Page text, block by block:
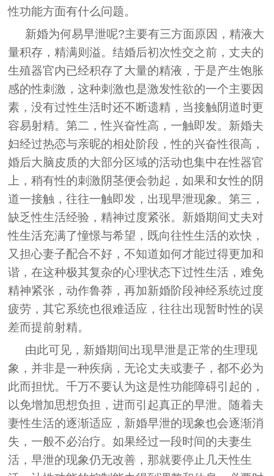
性功能方面有什么问题。
新婚为何易早泄呢?主要有三方面原因，精液大
量积存，精满则溢。结婚后初次性交之前，丈夫的
生殖器官内已经积存了大量的精液，于是产生饱胀
感的性刺激，这种刺激也是激发性欲的一个主要因
素，没有过性生活时还不断遗精，当接触阴道时更
容易射精。第二，性兴奋性高，一触即发。新婚夫
妇经过热恋与亲昵的相处阶段，性的兴奋性很高，
婚后大脑皮质的大部分区域的活动也集中在性器官
上，稍有性的刺激阴茎便会勃起，如果和女性的阴
道一接触，往往一触即发，出现早泄现象。第三，
缺乏性生活经验，精神过度紧张。新婚期间丈夫对
性生活充满了憧憬与希望，既向往性生活的欢快，
又担心妻子配合不好，不知道如何才能过得更加和
谐，在这种极其复杂的心理状态下过性生活，难免
精神紧张，动作鲁莽，再加新婚阶段神经系统过度
疲劳，其它系统也很难适应，往往出现暂时性的误
差而提前射精。
由此可见，新婚期间出现早泄是正常的生理现
象，并非是一种疾病，无论丈夫或妻子，都不必为
此而担忧。千万不要认为这是性功能障碍引起的，
以免增加思想负担，进而引起真正的早泄。随着夫
妻性生活的逐渐适应，新婚早泄的现象也会逐渐消
失，一般不必治疗。如果经过一段时间的夫妻生
活，早泄的现象仍无改善，那就要停止几天性生